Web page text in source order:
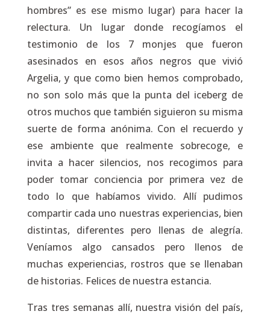
hombres” es ese mismo lugar) para hacer la
relectura. Un lugar donde recogíamos el
testimonio de los 7 monjes que fueron
asesinados en esos años negros que vivió
Argelia, y que como bien hemos comprobado,
no son solo más que la punta del iceberg de
otros muchos que también siguieron su misma
suerte de forma anónima. Con el recuerdo y
ese ambiente que realmente sobrecoge, e
invita a hacer silencios, nos recogimos para
poder tomar conciencia por primera vez de
todo lo que habíamos vivido. Allí pudimos
compartir cada uno nuestras experiencias, bien
distintas, diferentes pero llenas de alegría.
Veníamos algo cansados pero llenos de
muchas experiencias, rostros que se llenaban
de historias. Felices de nuestra estancia.
Tras tres semanas allí, nuestra visión del país,